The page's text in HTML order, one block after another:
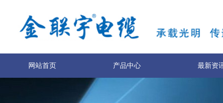
网站首页 产品中心 最新资
技术专利